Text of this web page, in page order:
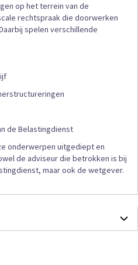
op het terrein van de
rechtspraak die doorwerken
spelen verschillende
de Belastingdienst
onderwerpen uitgediept en
de adviseur die betrokken is bij
maar ook de wetgever.